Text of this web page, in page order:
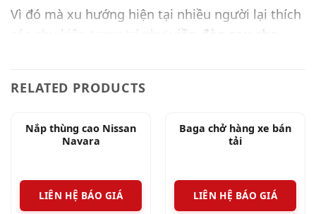
Vì đó mà xu hướng hiện tại nhiều người lại thích
các phụ kiện trang trí như
viền đèn sau cho
Về cách lắp đặt và khuôn mẫu, viền đèn màu đen
phần màu sắc. Vì thế mà, nó cũng sẽ có những
đặc tính sau:
✅ Dán cố định bằng keo 3M, chỉ cần bóc lớp keo
hai mặt đi là dính vào. Nhưng tại Ô tô Tuấn
RELATED PRODUCTS
Nắp thùng cao Nissan
Navara
LIÊN HỆ BÁO GIÁ
Baga chở hàng xe bán
tải
LIÊN HỆ BÁO GIÁ